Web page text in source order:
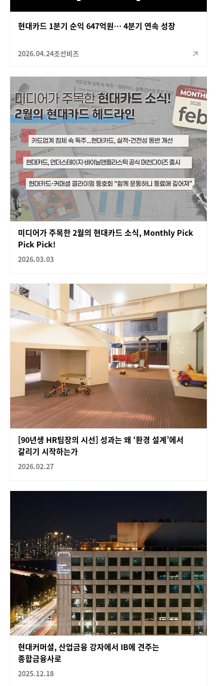
현대카드 1분기 순익 647억원… 4분기 연속 성장
2026.04.24조선비즈
미디어가 주목한 2월의 현대카드 소식, Monthly Pick
Pick Pick!
2026.03.03
[90년생 HR팀장의 시선] 성과는 왜 ‘환경 설계’에서
갈리기 시작하는가
2026.02.27
현대커머셜, 산업금융 강자에서 IB에 견주는
종합금융사로
2025.12.18